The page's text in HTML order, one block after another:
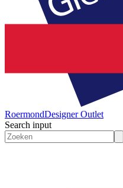
RoermondDesigner Outlet
Search input